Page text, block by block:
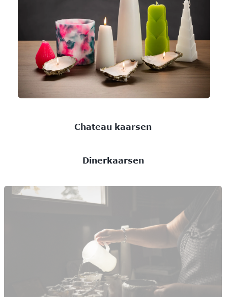
Chateau kaarsen
Dinerkaarsen